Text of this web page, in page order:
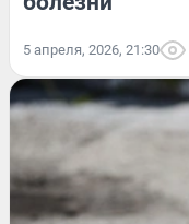
5 апреля, 2026, 21:30